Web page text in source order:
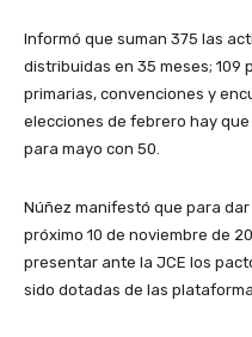
Informó que suman 375 las
distribuidas en 35 meses; 109
primarias, convenciones y
elecciones de febrero hay
para mayo con 50.
Núñez manifestó que para
próximo 10 de noviembre de
presentar ante la JCE los
sido dotadas de las